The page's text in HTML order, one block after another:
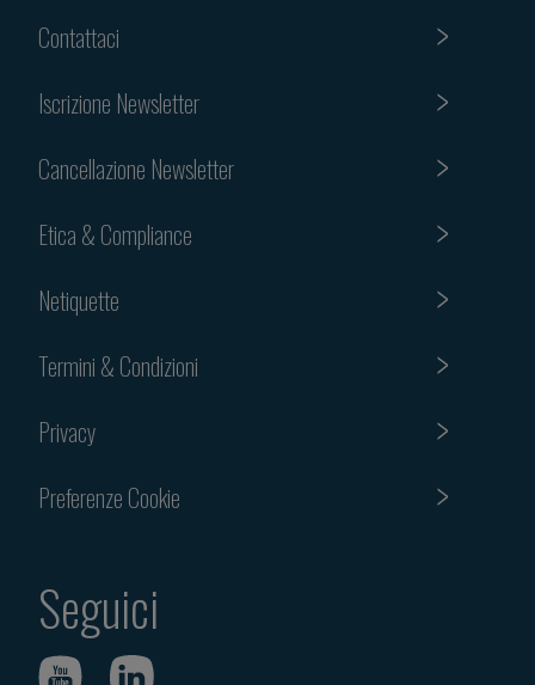
Contattaci
Iscrizione Newsletter
Cancellazione Newsletter
Etica & Compliance
Netiquette
Termini & Condizioni
Privacy
Preferenze Cookie
Seguici